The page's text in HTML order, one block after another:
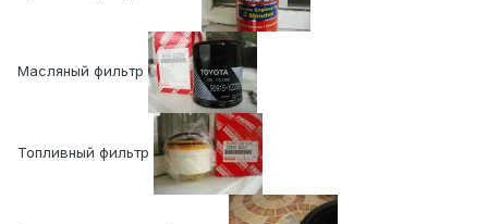
Масляный фильтр
Топливный фильтр